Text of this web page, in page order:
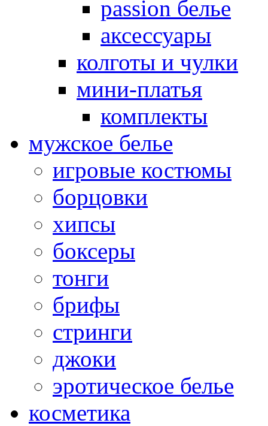
passion белье
аксессуары
колготы и чулки
мини-платья
комплекты
мужское белье
игровые костюмы
борцовки
хипсы
боксеры
тонги
брифы
стринги
джоки
эротическое белье
косметика